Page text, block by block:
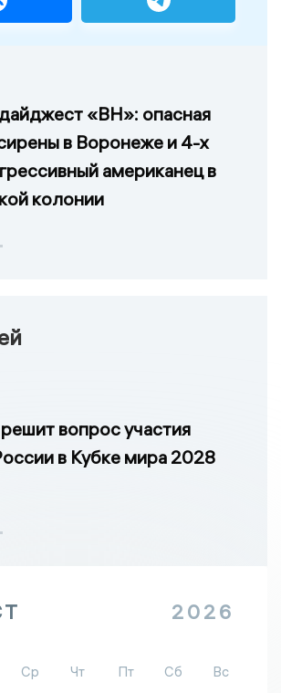
«ВН»: опасная
в Воронеже и 4-х
американец в
колонии
вопрос участия
в Кубке мира 2028
2026
Ср Чт Пт Сб
Вс